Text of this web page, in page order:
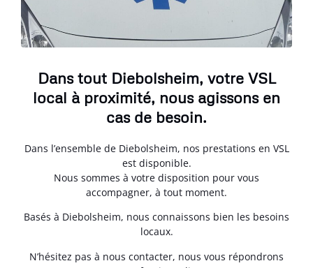
Dans tout Diebolsheim, votre VSL
local à proximité, nous agissons en
cas de besoin.
Dans l’ensemble de Diebolsheim, nos prestations en VSL
est disponible.
Nous sommes à votre disposition pour vous
accompagner, à tout moment.
Basés à Diebolsheim, nous connaissons bien les besoins
locaux.
N’hésitez pas à nous contacter, nous vous répondrons